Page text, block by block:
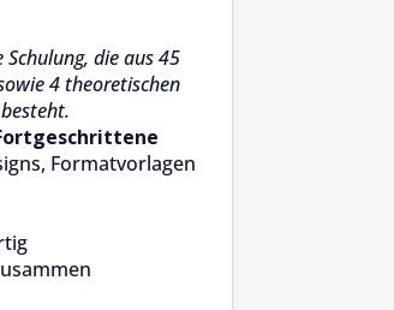
die aus 45
4 theoretischen
Formatvorlagen